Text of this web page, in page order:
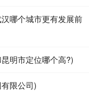
哪个城市更有发展前
明市定位哪个高?)
限公司)